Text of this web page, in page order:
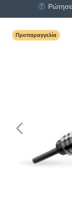
Προπαραγγελία